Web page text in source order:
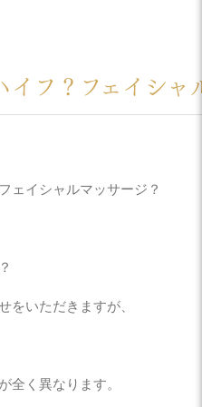
イフ？フェイシャ
ェイシャルマッサージ？
をいただきますが、
全く異なります。